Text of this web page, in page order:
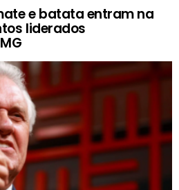
e batata entram na
liderados